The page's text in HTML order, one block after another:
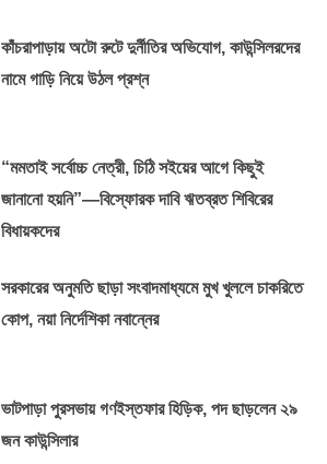
কাঁচরাপাড়ায় অটো রুটে দুর্নীতির অভিযোগ, কাউন্সিলরদের
নামে গাড়ি নিয়ে উঠল প্রশ্ন
“মমতাই সর্বোচ্চ নেত্রী, চিঠি সইয়ের আগে কিছুই
জানানো হয়নি”—বিস্ফোরক দাবি ঋতব্রত শিবিরের
বিধায়কদের
সরকারের অনুমতি ছাড়া সংবাদমাধ্যমে মুখ খুললে চাকরিতে
কোপ, নয়া নির্দেশিকা নবান্নের
ভাটপাড়া পুরসভায় গণইস্তফার হিড়িক, পদ ছাড়লেন ২৯
জন কাউন্সিলার